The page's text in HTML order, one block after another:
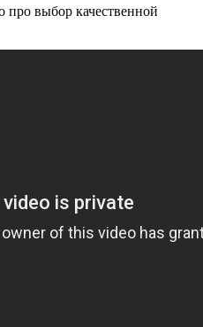
про выбор качественной